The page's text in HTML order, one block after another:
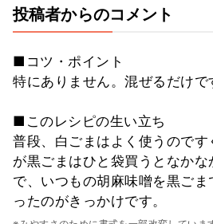
投稿者からのコメント
■コツ・ポイント
特にありません。混ぜるだけで
■このレシピの生い立ち
普段、白ごまはよく使うので
が黒ごまはひと袋買うとなか
で、いつもの胡麻味噌を黒ご
ったのがきっかけです。